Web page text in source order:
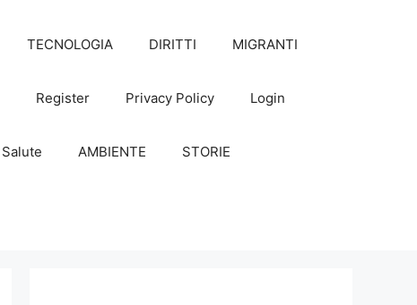
TECNOLOGIA DIRITTI MIGRANTI
Register Privacy Policy Login
Salute AMBIENTE STORIE